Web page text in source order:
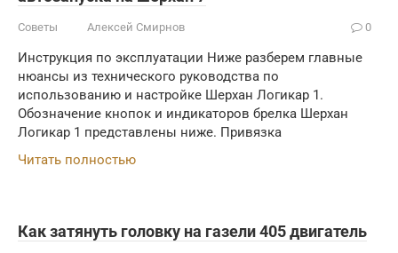
Советы Алексей Смирнов 0
Инструкция по эксплуатации Ниже разберем главные
нюансы из технического руководства по
использованию и настройке Шерхан Логикар 1.
Обозначение кнопок и индикаторов брелка Шерхан
Логикар 1 представлены ниже. Привязка
Читать полностью
Как затянуть головку на газели 405 двигатель